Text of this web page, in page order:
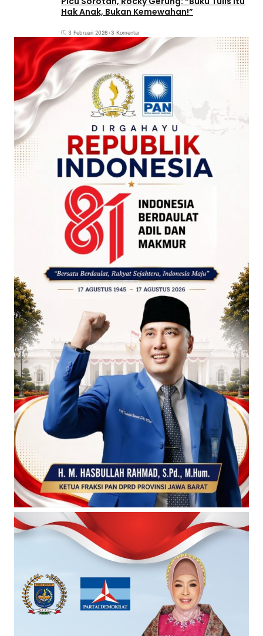
Hak Anak, Bukan Kemewahan!”
3 Februari 2026•3 Komentar